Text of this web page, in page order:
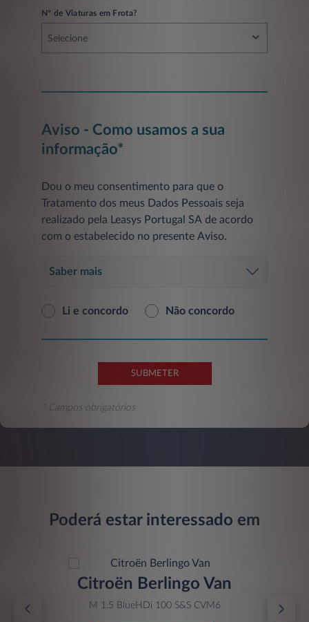
Nº de Viaturas em Frota?
Selecione
Aviso - Como usamos a sua
informação*
Dou o meu consentimento para que o
Tratamento dos meus Dados Pessoais seja
realizado pela Leasys Portugal SA de acordo
com o estabelecido no presente Aviso.
Saber mais
Li e concordo Não concordo
SUBMETER
* Campos obrigatórios
Poderá estar interessado em
Citroën Berlingo Van
M 1.5 BlueHDi 100 S&S CVM6